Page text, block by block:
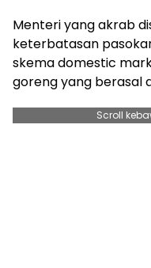
Menteri yang akrab
keterbatasan
skema domestic
goreng yang berasal
Scroll